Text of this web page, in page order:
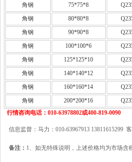
角钢
75*75*8
角钢
80*80*8
角钢
90*90*8
角钢
100*100*6
角钢
125*125*10
角钢
140*140*12
角钢
160*160*14
角钢
200*200*16
行情咨询电话：010-63978802或400-819-0090
信息监督：马力：010-63967913 13811615299
备注： 1、如无特殊说明，上述价格均为市场含